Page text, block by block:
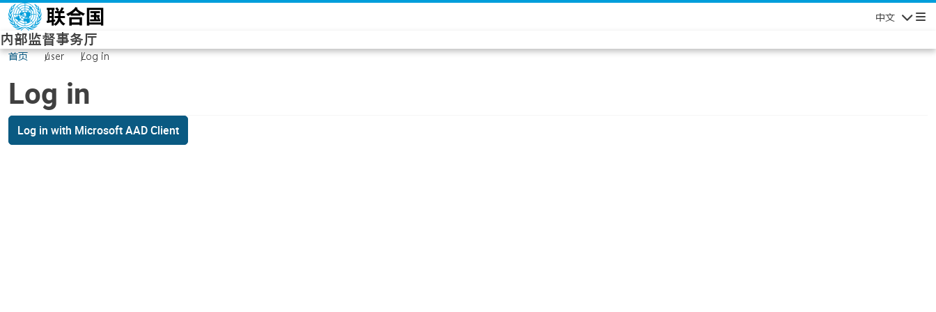
Skip to main content
中文
内部监督事务厅
首页 user Log in
Log in
Log in with Microsoft AAD Client